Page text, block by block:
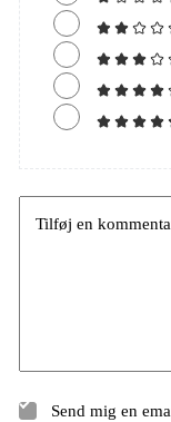
Tilføj en
Send mig en